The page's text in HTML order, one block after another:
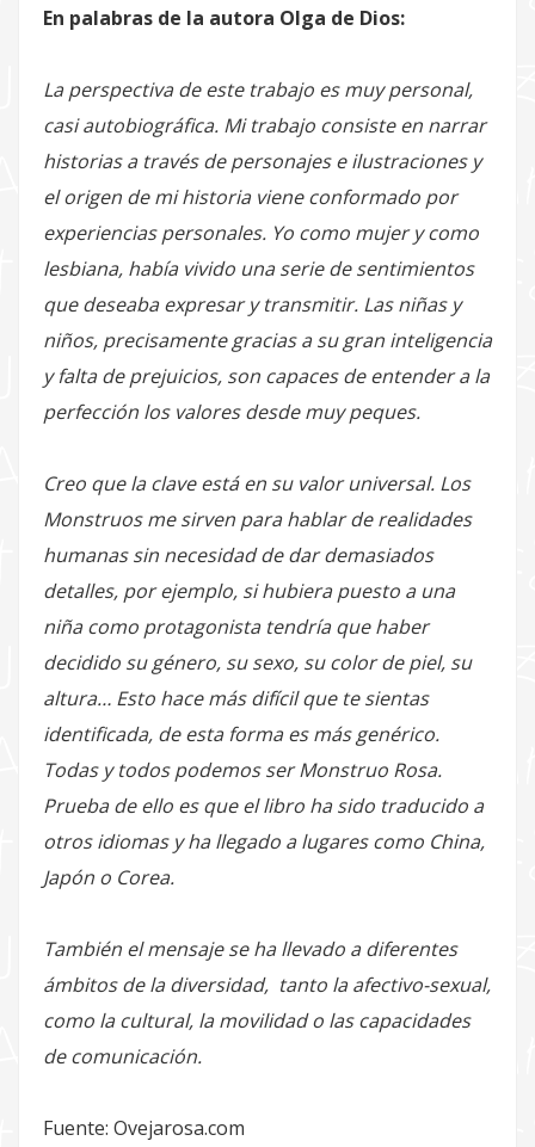
En palabras de la autora Olga de Dios:
La perspectiva de este trabajo es muy personal,
casi autobiográfica. Mi trabajo consiste en narrar
historias a través de personajes e ilustraciones y
el origen de mi historia viene conformado por
experiencias personales. Yo como mujer y como
lesbiana, había vivido una serie de sentimientos
que deseaba expresar y transmitir. Las niñas y
niños, precisamente gracias a su gran inteligencia
y falta de prejuicios, son capaces de entender a la
perfección los valores desde muy peques.
Creo que la clave está en su valor universal. Los
Monstruos me sirven para hablar de realidades
humanas sin necesidad de dar demasiados
detalles, por ejemplo, si hubiera puesto a una
niña como protagonista tendría que haber
decidido su género, su sexo, su color de piel, su
altura… Esto hace más difícil que te sientas
identificada, de esta forma es más genérico.
Todas y todos podemos ser Monstruo Rosa.
Prueba de ello es que el libro ha sido traducido a
otros idiomas y ha llegado a lugares como China,
Japón o Corea.
También el mensaje se ha llevado a diferentes
ámbitos de la diversidad, tanto la afectivo-sexual,
como la cultural, la movilidad o las capacidades
de comunicación.
Fuente: Ovejarosa.com